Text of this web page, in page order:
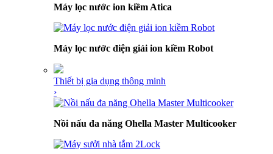
Máy lọc nước ion kiềm Atica
Máy lọc nước điện giải ion kiềm Robot
Thiết bị gia dụng thông minh
›
Nồi nấu đa năng Ohella Master Multicooker